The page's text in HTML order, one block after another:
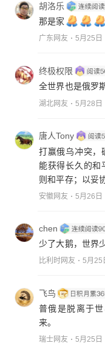
胡洛乐
那是家
广东网友 5月25日
终极权限
全世界也是俄罗
湖北网友 5月28日
唐人Tony
打赢俄乌冲突，
能获得长久的和
则和平存；以妥
安徽网友 5月26日
chen
少了大鹅，世界
比利时网友 5月25
飞鸟
普俄是脱离于
来。
瑞士网友 5月25日